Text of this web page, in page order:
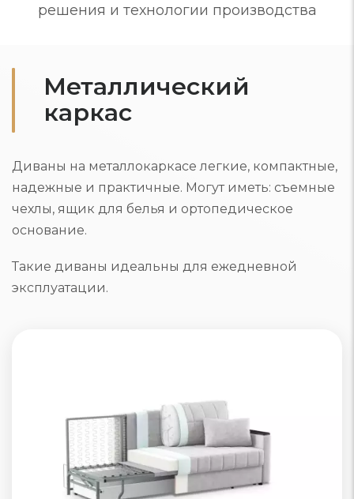
решения и технологии производства
Металлический
каркас
Диваны на металлокаркасе легкие, компактные,
надежные и практичные. Могут иметь: съемные
чехлы, ящик для белья и ортопедическое
основание.
Такие диваны идеальны для ежедневной
эксплуатации.